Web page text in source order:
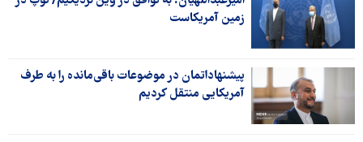
زمین آمریکاست
پیشنهاداتمان در موضوعات باقی‌مانده را به طرف
آمریکایی منتقل کردیم